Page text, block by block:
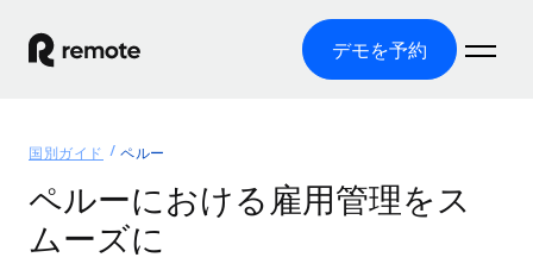
デモを予約
グローバル雇用
ソリューション
国別ガイド ペルー
ペルーにおける雇用管理をス
ムーズに